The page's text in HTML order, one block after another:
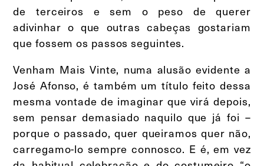
de terceiros e sem o peso de querer
adivinhar o que outras cabeças gostariam
que fossem os passos seguintes.
Venham Mais Vinte, numa alusão evidente a
José Afonso, é também um título feito dessa
mesma vontade de imaginar que virá depois,
sem pensar demasiado naquilo que já foi –
porque o passado, quer queiramos quer não,
carregamo-lo sempre connosco. E é, em vez